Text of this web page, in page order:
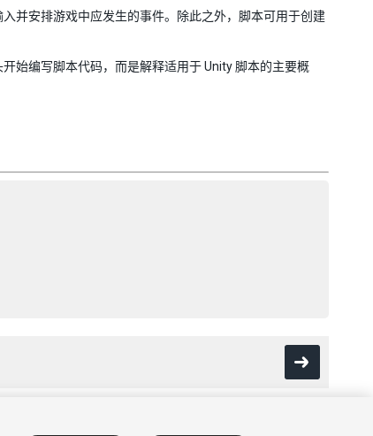
并安排游戏中应发生的事件。除此之外，脚本可用于创建
始编写脚本代码，而是解释适用于 Unity 脚本的主要概